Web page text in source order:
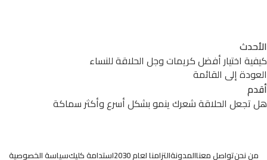
الأحدث
كيفية اختيار أفضل كريمات وجل الحلاقة للنساء
العودة إلى القائمة
أقدم
هل تجعل الحلاقة شعرك ينمو بشكل أسرع وأكثر سماكة
من نحنتواصل معناالمدونةالتزامنا لعام 2030 استدامة كليكسياسة الخصوصية